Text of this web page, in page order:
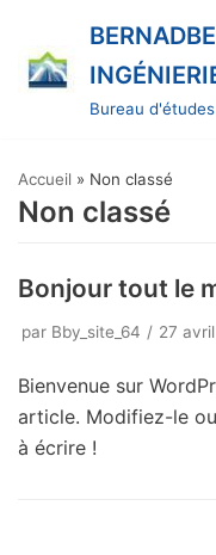
Aller
Bureau
Accueil » Non classé
Non classé
Bonjour tout le
par Bby_site_64 27
Bienvenue sur
article. Modifiez-le
à écrire !